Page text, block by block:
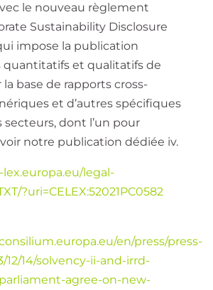
le nouveau règlement
Sustainability Disclosure
impose la publication
quantitatifs et qualitatifs de
base de rapports cross-
et d’autres spécifiques
secteurs, dont l’un pour
voir notre publication dédiée iv.
legal-
?uri=CELEX:52021PC0582
en/press/press-
12/14/solvency-ii-and-irrd-
agree-on-new-